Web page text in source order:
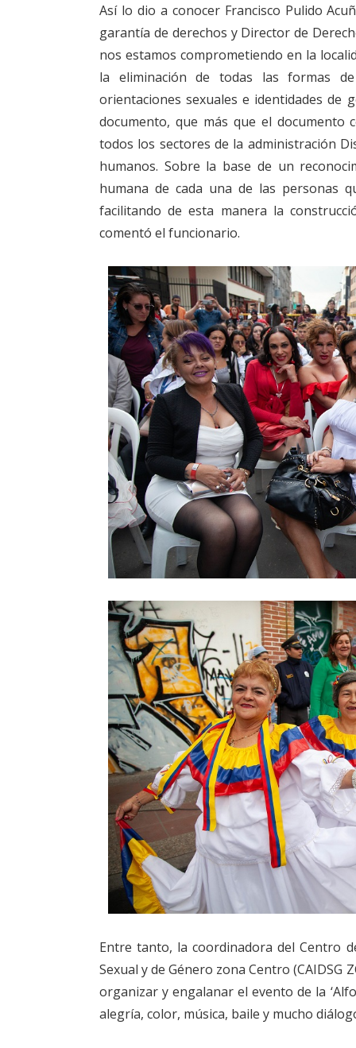
Así lo dio a conocer Francisco Pulido
garantía de derechos y Director de
nos estamos comprometiendo en la
la eliminación de todas las formas
orientaciones sexuales e identidades de
documento, que más que el documento
todos los sectores de la administración
humanos. Sobre la base de un
humana de cada una de las personas
facilitando de esta manera la
comentó el funcionario.
Entre tanto, la coordinadora del Centro
Sexual y de Género zona Centro (CAIDSG
organizar y engalanar el evento de la
alegría, color, música, baile y mucho